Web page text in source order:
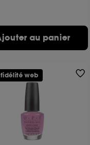
au panier
web